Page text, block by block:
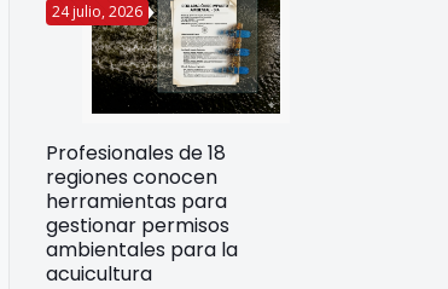
24 julio, 2026
Profesionales de 18
regiones conocen
herramientas para
gestionar permisos
ambientales para la
acuicultura